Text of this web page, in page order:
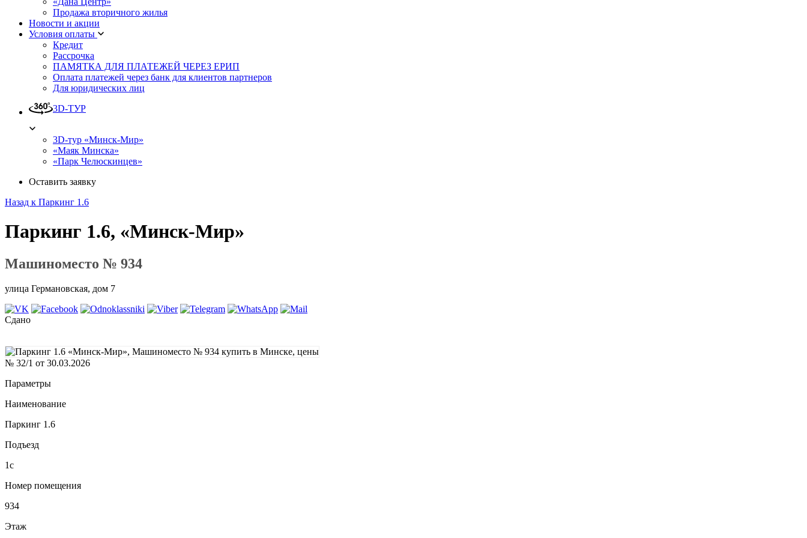
Продажа вторичного жилья
Новости и акции
Условия оплаты
Кредит
Рассрочка
ПАМЯТКА ДЛЯ ПЛАТЕЖЕЙ ЧЕРЕЗ ЕРИП
Оплата платежей через банк для клиентов партнеров
Для юридических лиц
3D-ТУР
3D-тур «Минск-Мир»
«Маяк Минска»
«Парк Челюскинцев»
Оставить заявку
Назад к Паркинг 1.6
Паркинг 1.6, «Минск-Мир»
Машиноместо № 934
улица Германовская, дом 7
Сдано
№ 32/1 от 30.03.2026
Параметры
Наименование
Паркинг 1.6
Подъезд
1с
Номер помещения
934
Этаж